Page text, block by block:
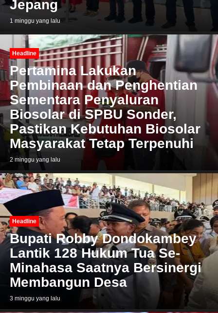
Jepang
1 minggu yang lalu
Headline
Pertamina Lakukan
Pembinaan dan Penghentian
Sementara Penyaluran
Biosolar di SPBU Sonder,
Pastikan Kebutuhan Biosolar
Masyarakat Tetap Terpenuhi
2 minggu yang lalu
Headline
Bupati Robby Dondokambey
Lantik 128 Hukum Tua Se-
Minahasa Saatnya Bersinergi
Membangun Desa
3 minggu yang lalu